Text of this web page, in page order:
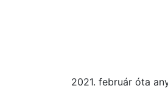
2021. február óta